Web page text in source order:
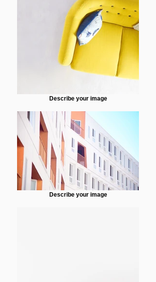
Describe your image
Describe your image